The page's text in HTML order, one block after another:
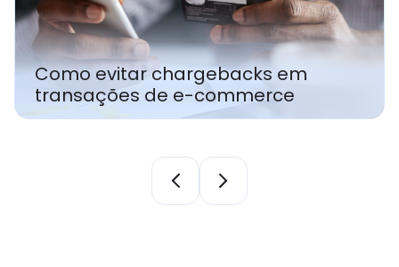
Como corrigir permanentemente
falhas de pagamento no seu site de
e-commerce